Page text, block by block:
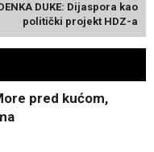
DUKE: Dijaspora kao
politički projekt HDZ-a
pred kućom,